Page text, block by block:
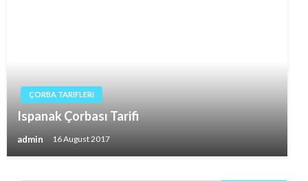
ÇORBA TARIFLERI
Ispanak Çorbası Tarifi
admin 16 August 2017